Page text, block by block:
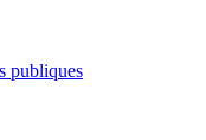
publiques